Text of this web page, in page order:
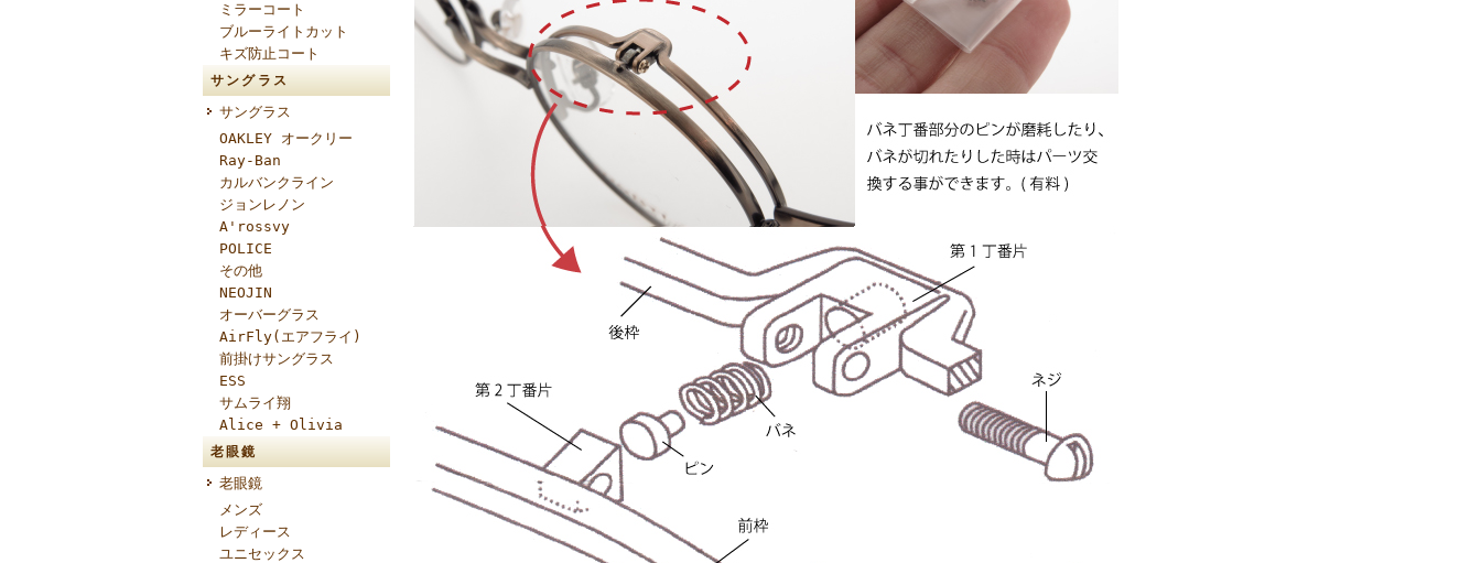
ミラーコート
ブルーライトカット
キズ防止コート
サングラス
サングラス
OAKLEY オークリー
Ray-Ban
カルバンクライン
ジョンレノン
A'rossvy
POLICE
その他
NEOJIN
オーバーグラス
AirFly(エアフライ)
前掛けサングラス
ESS
サムライ翔
Alice + Olivia
老眼鏡
老眼鏡
メンズ
レディース
ユニセックス